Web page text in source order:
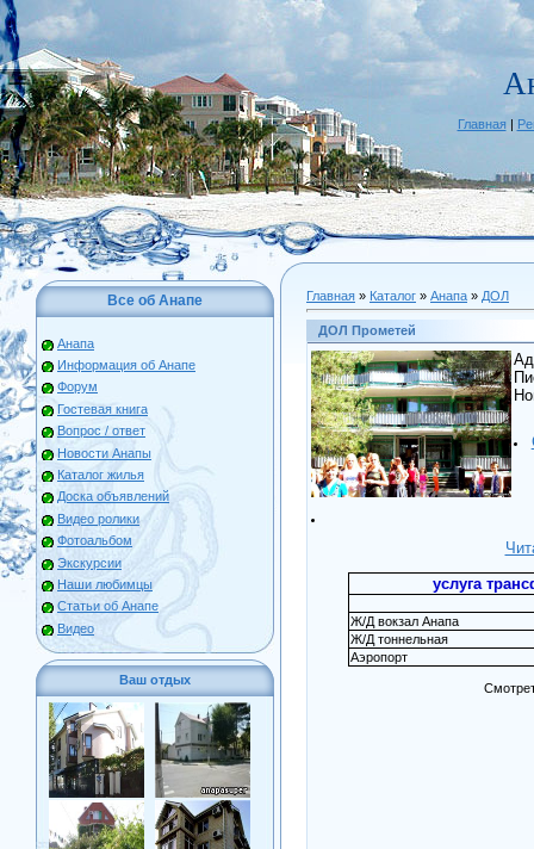
Главная |
Все об Анапе
Анапа
Информация об Анапе
Форум
Гостевая книга
Вопрос / ответ
Новости Анапы
Каталог жилья
Доска объявлений
Видео ролики
Фотоальбом
Экскурсии
Наши любимцы
Статьи об Анапе
Видео
Ваш отдых
Главная » Каталог » Анапа » ДОЛ
ДОЛ Прометей
услуга
Ж/Д вокзал Анапа
Ж/Д тоннельная
Аэропорт